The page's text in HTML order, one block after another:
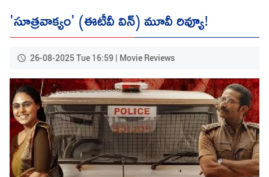
'సూత్రవాక్యం' (ఈటీవీ విన్) మూవీ రివ్యూ!
26-08-2025 Tue 16:59 | Movie Reviews